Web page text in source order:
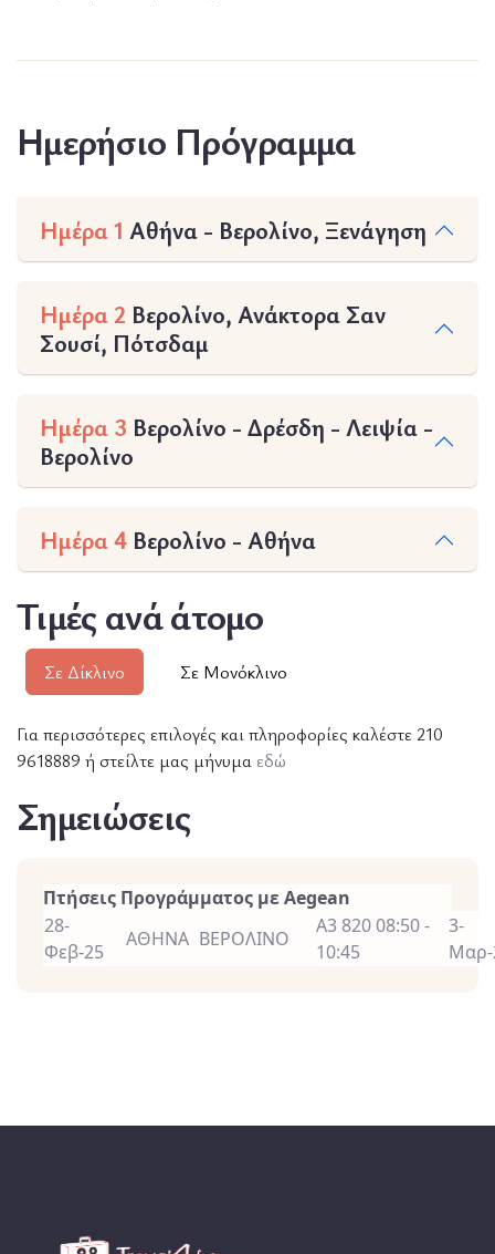
Ημερήσιο Πρόγραμμα
Ημέρα 1 Αθήνα - Βερολίνο, Ξενάγηση
Ημέρα 2 Βερολίνο, Ανάκτορα Σαν
Σουσί, Πότσδαμ
Ημέρα 3 Βερολίνο - Δρέσδη - Λειψία -
Βερολίνο
Ημέρα 4 Βερολίνο - Αθήνα
Τιμές ανά άτομο
Σε Δίκλινο Σε Μονόκλινο
Για περισσότερες επιλογές και πληροφορίες καλέστε 210
9618889 ή στείλτε μας μήνυμα εδώ
Σημειώσεις
Πτήσεις Προγράμματος με Aegean
28-
Φεβ-25
ΑΘΗΝΑ ΒΕΡΟΛΙΝΟ
A3 820 08:50 -
10:45
3-
Μαρ-